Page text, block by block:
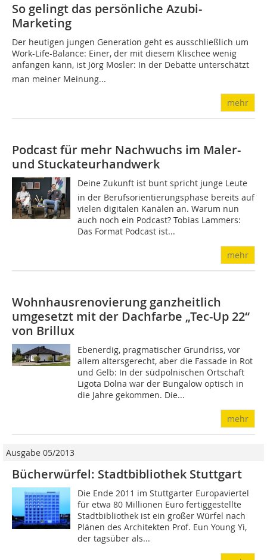
So gelingt das persönliche Azubi-
Marketing
Der heutigen jungen Generation geht es ausschließlich um
Work-Life-Balance: Einer, der mit diesem Klischee wenig
anfangen kann, ist Jörg Mosler: In der Debatte unterschätzt
man meiner Meinung...
mehr
Podcast für mehr Nachwuchs im Maler-
und Stuckateurhandwerk
Deine Zukunft ist bunt spricht junge Leute
in der Berufsorientierungsphase bereits auf
vielen digitalen Kanälen an. Warum nun
auch noch ein Podcast? Tobias Lammers:
Das Format Podcast ist...
mehr
Wohnhausrenovierung ganzheitlich
umgesetzt mit der Dachfarbe „Tec-Up 22“
von Brillux
Ebenerdig, pragmatischer Grundriss, vor
allem altersgerecht, aber die Fassade in Rot
und Gelb: In der südpolnischen Ortschaft
Ligota Dolna war der Bungalow optisch in
die Jahre gekommen. Die...
mehr
Ausgabe 05/2013
Bücherwürfel: Stadtbibliothek Stuttgart
Die Ende 2011 im Stuttgarter Europaviertel
für etwa 80 Millionen Euro fertiggestellte
Stadtbibliothek ist ein großer Würfel nach
Plänen des Architekten Prof. Eun Young Yi,
der tagsüber als...